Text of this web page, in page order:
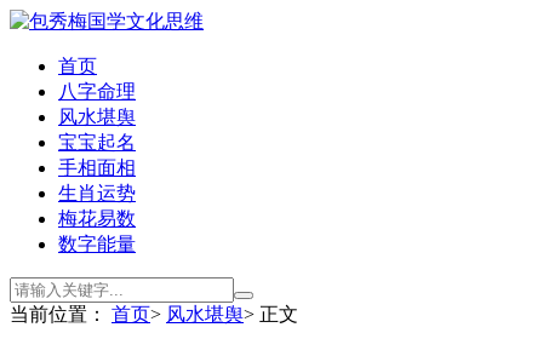
首页
八字命理
风水堪舆
宝宝起名
手相面相
生肖运势
梅花易数
数字能量
当前位置： 首页> 风水堪舆> 正文